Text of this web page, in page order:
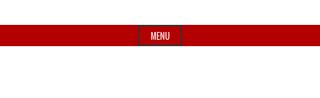
Curierul
Header
Widget
MENU